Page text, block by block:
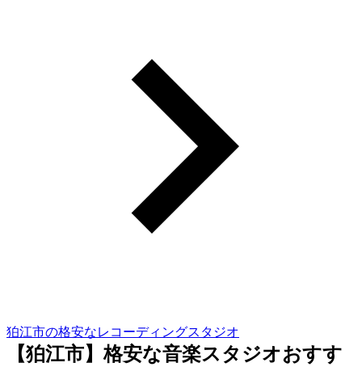
狛江市の格安なレコーディングスタジオ
【狛江市】格安な音楽スタジオおすす